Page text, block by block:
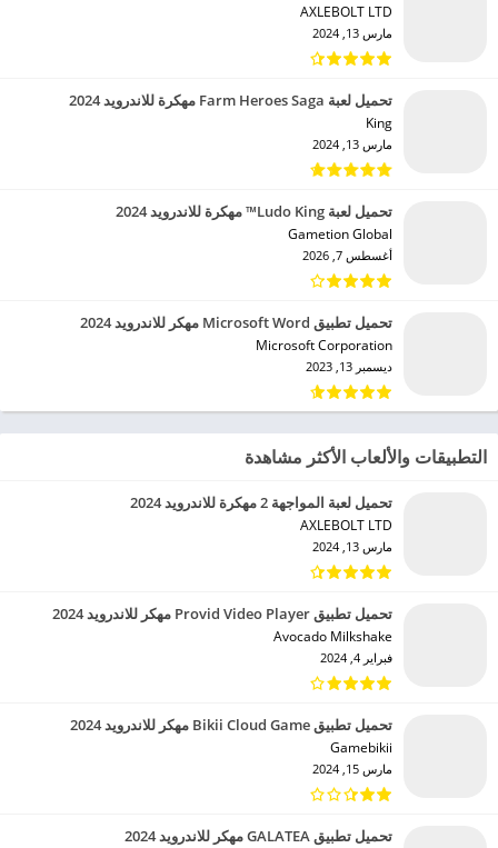
AXLEBOLT LTD‏
مارس 13, 2024
تحميل لعبة Farm Heroes Saga مهكرة للاندرويد 2024
King‏
مارس 13, 2024
تحميل لعبة Ludo King™ مهكرة للاندرويد 2024
Gametion Global‏
أغسطس 7, 2026
تحميل تطبيق Microsoft Word مهكر للاندرويد 2024
Microsoft Corporation‏
ديسمبر 13, 2023
التطبيقات والألعاب الأكثر مشاهدة
تحميل لعبة المواجهة 2 مهكرة للاندرويد 2024
AXLEBOLT LTD‏
مارس 13, 2024
تحميل تطبيق Provid Video Player مهكر للاندرويد 2024
Avocado Milkshake‏
فبراير 4, 2024
تحميل تطبيق Bikii Cloud Game مهكر للاندرويد 2024
Gamebikii‏
مارس 15, 2024
تحميل تطبيق GALATEA مهكر للاندرويد 2024